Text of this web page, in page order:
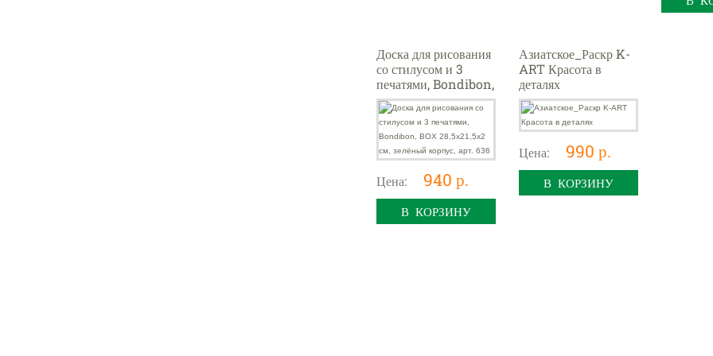
Доска для рисования
со стилусом и 3
печатями, Bondibon,
BOX 28,5x21,5x2 см,
зелёный корпус, арт.
636
Цена: 940 р.
В КОРЗИНУ
Азиатское_Раскр K-
ART Красота в
деталях
Цена: 990 р.
В КОРЗИНУ